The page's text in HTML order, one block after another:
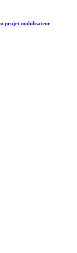
projet mobilisateur